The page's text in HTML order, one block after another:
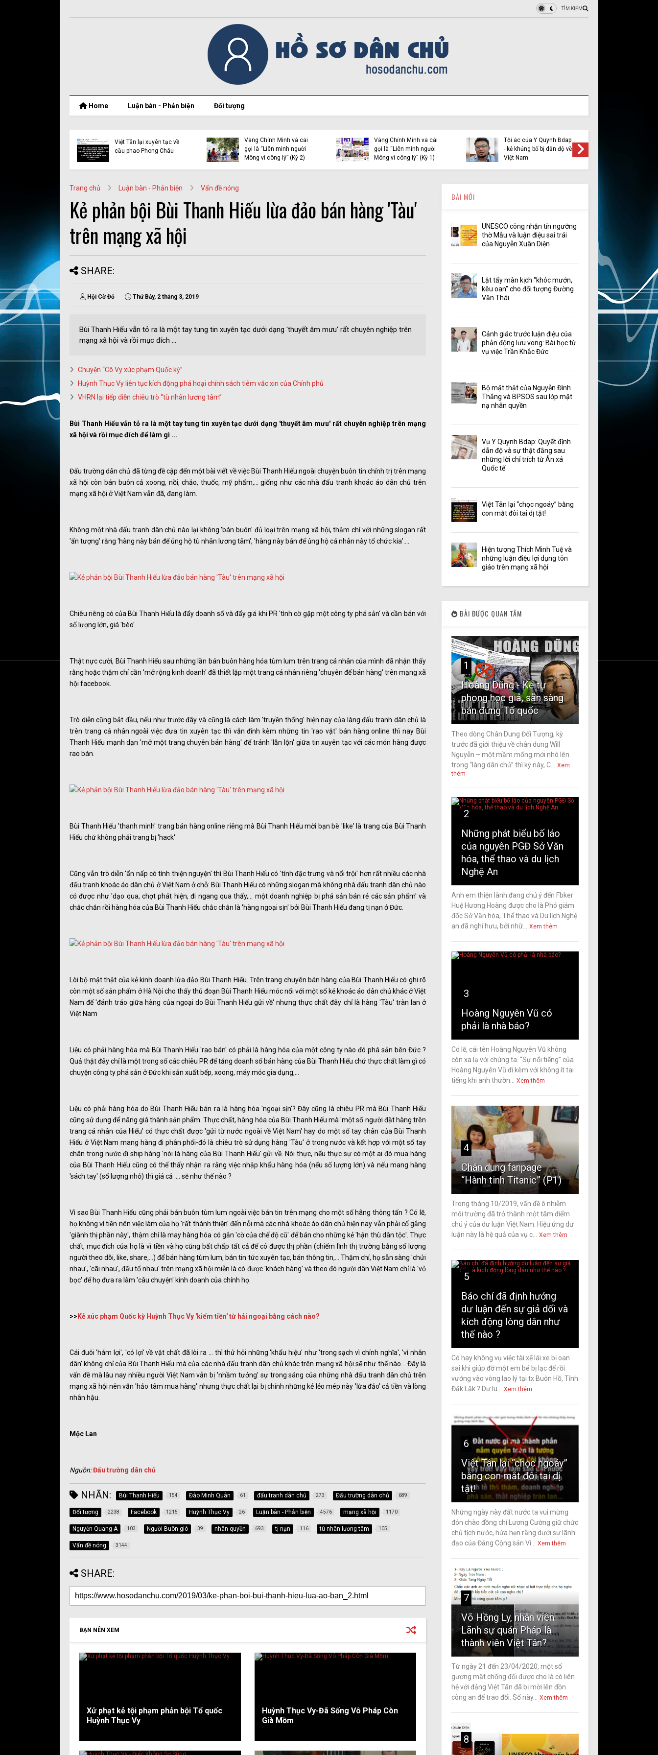
TÌM KIẾM
Home Luận bàn - Phản biện Đối tượng
Vàng Chỉnh Mình và cái
Vàng Chỉnh Mình và cái
gọi là “Liên minh người
Tội ác của Y Quynh Bdap
- kẻ khủng bố bị dẫn độ về
Việt Nam
ngưỡng thờ Mẫu và luận
điệu sai trái của Nguyễn
Xuân Diện
Lật tẩy màn kịch “khóc
mướn, kêu oan” cho đối
tượng Đường Văn Thái
Trang chủ Luận bàn - Phản biện Vấn đề nóng
Kẻ phản bội Bùi Thanh Hiếu lừa đảo bán hàng 'Tàu'
trên mạng xã hội
SHARE:
Hội Cờ Đỏ Thứ Bảy, 2 tháng 3, 2019
Bùi Thanh Hiếu vẫn tỏ ra là một tay tung tin xuyên tạc dưới dạng 'thuyết âm mưu' rất chuyên nghiệp trên
mạng xã hội và rồi mục đích ...
Chuyện “Cô Vy xúc phạm Quốc kỳ”
Huỳnh Thục Vy liên tục kích động phá hoại chính sách tiêm vắc xin của Chính phủ
VHRN lại tiếp diễn chiêu trò “tù nhân lương tâm”
Bùi Thanh Hiếu vẫn tỏ ra là một tay tung tin xuyên tạc dưới dạng 'thuyết âm mưu' rất chuyên nghiệp trên mạng
xã hội và rồi mục đích để làm gì ...
Đấu trường dân chủ đã từng đề cập đến một bài viết về việc Bùi Thanh Hiếu ngoài chuyện buôn tin chính trị trên mạng
xã hội còn bán buôn cả xoong, nồi, chảo, thuốc, mỹ phẩm,... giống như các nhà đấu tranh khoác áo dân chủ trên
mạng xã hội ở Việt Nam vẫn đã, đang làm.
Không một nhà đấu tranh dân chủ nào lại không 'bán buôn' đủ loại trên mạng xã hội, thậm chí với những slogan rất
'ấn tượng' rằng 'hàng này bán để ủng hộ tù nhân lương tâm', 'hàng này bán để ủng hộ cá nhân này tổ chức kia'....
Chiêu riêng có của Bùi Thanh Hiếu là đẩy doanh số và đẩy giá khi PR 'tình cờ gặp một công ty phá sản' và cần bán với
số lượng lớn, giá 'bèo'...
Thật nực cười, Bùi Thanh Hiếu sau những lần bán buôn hàng hóa tùm lum trên trang cá nhân của mình đã nhận thấy
rằng hoặc thậm chí cần 'mở rộng kinh doanh' đã thiết lập một trang cá nhân riêng 'chuyên để bán hàng' trên mạng xã
hội facebook.
Trò diễn cũng bắt đầu, nếu như trước đây và cũng là cách làm 'truyền thống' hiện nay của làng đấu tranh dân chủ là
trên trang cá nhân ngoài việc đưa tin xuyên tạc thì vẫn đính kèm những tin 'rao vặt' bán hàng online thì nay Bùi
Thanh Hiếu mạnh dạn 'mở một trang chuyên bán hàng' để tránh 'lẫn lộn' giữa tin xuyên tạc với các món hàng được
rao bán.
Bùi Thanh Hiếu 'thanh minh' trang bán hàng online riêng mà Bùi Thanh Hiếu mời bạn bè 'like' là trang của Bùi Thanh
Hiếu chứ không phải trang bị 'hack'
Cũng vẫn trò diễn 'ẩn nấp có tính thiện nguyện' thì Bùi Thanh Hiếu có 'tính đặc trưng và nổi trội' hơn rất nhiều các nhà
đấu tranh khoác áo dân chủ ở Việt Nam ở chỗ: Bùi Thanh Hiếu có những slogan mà không nhà đấu tranh dân chủ nào
có được như 'dạo qua, chợt phát hiện, đi ngang qua thấy,... một doanh nghiệp bị phá sản bán rẻ các sản phẩm' và
chắc chắn rồi hàng hóa của Bùi Thanh Hiếu chắc chắn là 'hàng ngoại sịn' bởi Bùi Thanh Hiếu đang tị nạn ở Đức.
Lòi bộ mặt thật của kẻ kinh doanh lừa đảo Bùi Thanh Hiếu. Trên trang chuyên bán hàng của Bùi Thanh Hiếu có ghi rõ
còn một số sản phẩm ở Hà Nội cho thấy thủ đoạn Bùi Thanh Hiếu móc nối với một số kẻ khoác áo dân chủ khác ở Việt
Nam để 'đánh tráo giữa hàng của ngoại do Bùi Thanh Hiếu gửi về' nhưng thực chất đây chỉ là hàng 'Tàu' tràn lan ở
Việt Nam
Liệu có phải hàng hóa mà Bùi Thanh Hiếu 'rao bán' có phải là hàng hóa của một công ty nào đó phá sản bên Đức ?
Quả thật đây chỉ là một trong số các chiêu PR để tăng doanh số bán hàng của Bùi Thanh Hiếu chứ thực chất làm gì có
chuyện công ty phá sản ở Đức khi sản xuất bếp, xoong, máy móc gia dụng,...
Liệu có phải hàng hóa do Bùi Thanh Hiếu bán ra là hàng hóa 'ngoại sịn'? Đây cũng là chiêu PR mà Bùi Thanh Hiếu
cũng sử dụng để nâng giá thành sản phẩm. Thực chất, hàng hóa của Bùi Thanh Hiếu mà 'một số người đặt hàng trên
trang cá nhân của Hiếu' có thực chất được 'gửi từ nước ngoài về Việt Nam' hay do một số tay chân của Bùi Thanh
Hiếu ở Việt Nam mang hàng đi phân phối-đó là chiêu trò sử dụng hàng 'Tàu' ở trong nước và kết hợp với một số tay
chân trong nước đi ship hàng 'nói là hàng của Bùi Thanh Hiếu' gửi về. Nói thực, nếu thực sự có một ai đó mua hàng
của Bùi Thanh Hiếu cũng có thể thấy nhận ra rằng việc nhập khẩu hàng hóa (nếu số lượng lớn) và nếu mang hàng
'sách tay' (số lượng nhỏ) thì giá cả .... sẽ như thế nào ?
Vì sao Bùi Thanh Hiếu cũng phải bán buôn tùm lum ngoài việc bán tin trên mạng cho một số hãng thông tấn ? Có lẽ,
họ không vì tiền nên việc làm của họ 'rất thánh thiện' đến nỗi mà các nhà khoác áo dân chủ hiện nay vẫn phải cố gắng
'giành thị phần này', thậm chí là may hàng hóa có gắn 'cờ của chế độ cũ' để bán cho những kẻ 'hận thù dân tộc'. Thực
chất, mục đích của họ là vì tiền và họ cũng bất chấp tất cả để có được thị phần (chiếm lĩnh thị trường bằng số lượng
người theo dõi, like, share,...) để bán hàng tùm lum, bán tin tức xuyên tạc, bán thông tin,... Thậm chí, họ sẵn sàng 'chửi
nhau', 'cãi nhau', đấu tố nhau' trên mạng xã hội miễn là có được 'khách hàng' và theo đó người dân Việt Nam chỉ là 'vỏ
bọc' để họ đưa ra làm 'câu chuyện' kinh doanh của chính họ.
>> Kẻ xúc phạm Quốc kỳ Huỳnh Thục Vy 'kiếm tiền' từ hải ngoại bằng cách nào?
Cái đuôi 'hám lợi', 'có lợi' về vật chất đã lòi ra ... thì thử hỏi những 'khẩu hiệu' như 'trong sạch vì chính nghĩa', 'vì nhân
dân' không chỉ của Bùi Thanh Hiếu mà của các nhà đấu tranh dân chủ khác trên mạng xã hội sẽ như thế nào... Đây là
vấn đề mà lâu nay nhiều người Việt Nam vẫn bị 'nhầm tưởng' sự trong sáng của những nhà đấu tranh dân chủ trên
mạng xã hội nên vẫn 'hảo tâm mua hàng' nhưng thực chất lại bị chính những kẻ lẻo mép này 'lừa đảo' cả tiền và lòng
nhân hậu.
Mộc Lan
Nguồn:Đấu trường dân chủ
NHÃN: Bùi Thanh Hiếu 154 Đào Minh Quân 61 đấu tranh dân chủ 273 Đấu trường dân chủ 689
Đối tượng 2238 Facebook 1215 Huỳnh Thục Vy 26 Luận bàn - Phản biện 4576 mạng xã hội 1170
Nguyễn Quang A 103 Người Buôn gió 39 nhân quyền 693 tị nạn 116 tù nhân lương tâm 105
Vấn đề nóng 3144
SHARE:
BẠN NÊN XEM
Xử phạt kẻ tội phạm phản bội Tổ quốc
Huỳnh Thục Vy
Huỳnh Thục Vy-Đã Sống Vô Pháp Còn
Già Mồm
BÀI MỚI
UNESCO công nhận tín ngưỡng
thờ Mẫu và luận điệu sai trái
của Nguyễn Xuân Diện
Lật tẩy màn kịch “khóc mướn,
kêu oan” cho đối tượng Đường
Văn Thái
Cảnh giác trước luận điệu của
phản động lưu vong: Bài học từ
vụ việc Trần Khắc Đức
Bộ mặt thật của Nguyễn Đình
Thắng và BPSOS sau lớp mặt
nạ nhân quyền
Vụ Y Quynh Bdap: Quyết định
dẫn độ và sự thật đằng sau
những lời chỉ trích từ Ân xá
Quốc tế
Việt Tân lại “chọc ngoáy” bằng
con mắt đôi tai dị tật!
Hiện tượng Thích Minh Tuệ và
những luận điệu lợi dụng tôn
giáo trên mạng xã hội
BÀI ĐƯỢC QUAN TÂM
1
Hoàng Dũng - Kẻ tự
phong học giả, sẵn sàng
bán đứng Tổ quốc
Theo dòng Chân Dung Đối Tượng, kỳ
trước đã giới thiệu về chân dung Will
Nguyễn – một mầm mống mới nhô lên
trong “làng dân chủ” thì kỳ này, C...
Xem
thêm
2
Những phát biểu bố láo
của nguyên PGĐ Sở Văn
hóa, thể thao và du lịch
Nghệ An
Anh em thiện lành đang chú ý đến Fbker
Huệ Hương Hoàng được cho là Phó giám
đốc Sở Văn hóa, Thể thao và Du lịch Nghệ
an đã nghỉ hưu, bởi nhữ...
Xem thêm
3
Hoàng Nguyên Vũ có
phải là nhà báo?
Có lẽ, cái tên Hoàng Nguyên Vũ không
còn xa lạ với chúng ta. “Sự nổi tiếng” của
Hoàng Nguyên Vũ đi kèm với không ít tai
tiếng khi anh thườn...
Xem thêm
4
Chân dung fanpage
“Hành tinh Titanic” (P1)
Trong tháng 10/2019, vấn đề ô nhiễm
môi trường đã trở thành một tâm điểm
chú ý của dư luận Việt Nam. Hiệu ứng dư
luận này là hệ quả của vụ c...
Xem thêm
5
Báo chí đã định hướng
dư luận đến sự giả dối và
kích động lòng dân như
thế nào ?
Có hay không vụ việc tài xế lái xe bị oan
sai khi giúp đỡ một em bé bị lạc để rồi
vướng vào vòng lao lý tại tx Buôn Hồ, Tỉnh
Đăk Lăk ? Dư lu...
Xem thêm
6
Việt Tân lại “chọc ngoáy”
bằng con mắt đôi tai dị
tật!
Những ngày này đất nước ta vui mừng
đón chào đồng chí Lương Cường giữ chức
chủ tịch nước, hứa hẹn rằng dưới sự lãnh
đạo của Đảng Cộng sản Vi...
Xem thêm
7
Võ Hồng Ly, nhân viên
Lãnh sự quán Pháp là
thành viên Việt Tân?
Từ ngày 21 đến 23/04/2020, một số
gương mặt chống đối được cho là có liên
hệ với đảng Việt Tân đã bị mời lên đồn
công an để trao đổi. Số này...
Xem thêm
8